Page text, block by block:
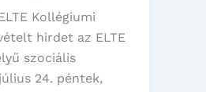
Kollégiumi
hirdet az ELTE
szociális
24. péntek,